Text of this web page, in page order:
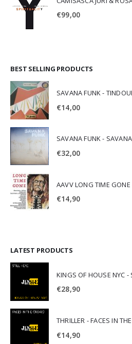
€99,00
BEST SELLING PRODUCTS
SAVANA FUNK -
€14,00
SAVANA FUNK -
€32,00
€14,90
LATEST PRODUCTS
KINGS OF HOUSE NYC -
€28,90
THRILLER - FACES IN
€14,90